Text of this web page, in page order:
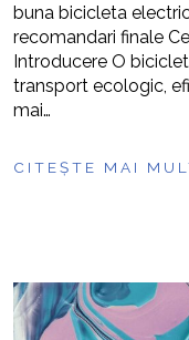
buna bicicleta
recomandari finale
Introducere O
transport ecologic,
mai…
CITEȘTE MAI